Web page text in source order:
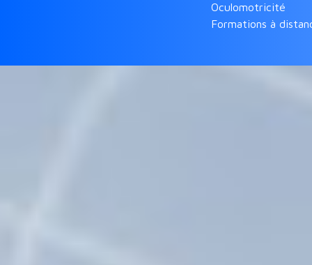
Oculomotricité
Formations à